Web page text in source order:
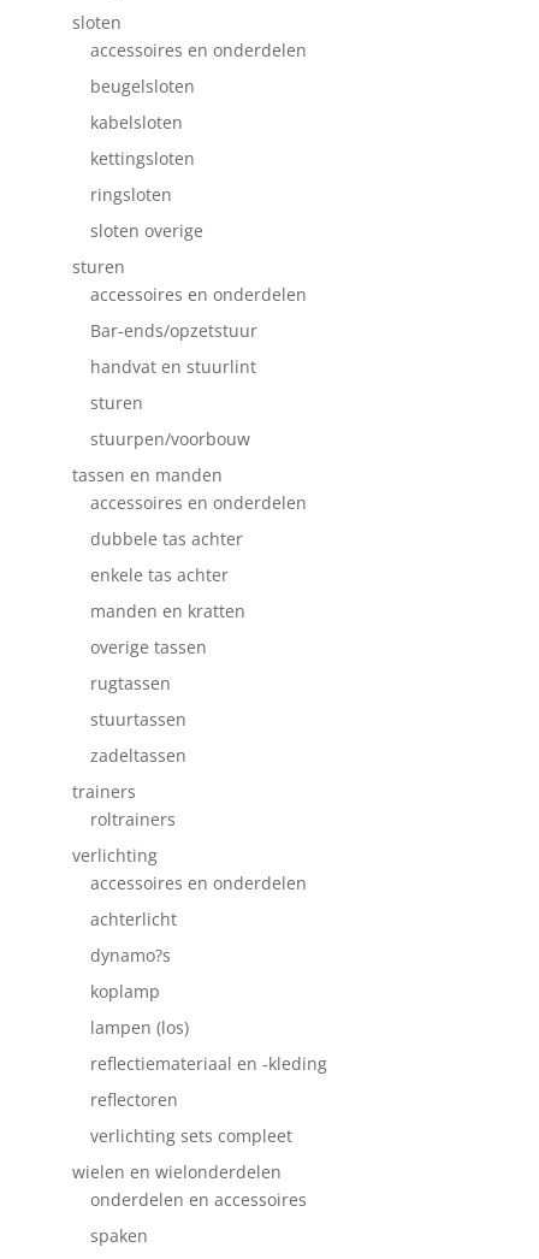
sloten
accessoires en onderdelen
beugelsloten
kabelsloten
kettingsloten
ringsloten
sloten overige
sturen
accessoires en onderdelen
Bar-ends/opzetstuur
handvat en stuurlint
sturen
stuurpen/voorbouw
tassen en manden
accessoires en onderdelen
dubbele tas achter
enkele tas achter
manden en kratten
overige tassen
rugtassen
stuurtassen
zadeltassen
trainers
roltrainers
verlichting
accessoires en onderdelen
achterlicht
dynamo?s
koplamp
lampen (los)
reflectiemateriaal en -kleding
reflectoren
verlichting sets compleet
wielen en wielonderdelen
onderdelen en accessoires
spaken